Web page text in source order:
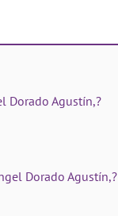
Dorado Agustín,?
Dorado Agustín,?